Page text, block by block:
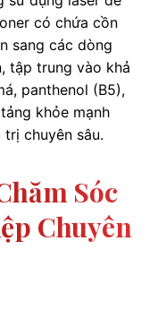
có chứa cồn
sang các dòng
tập trung vào khả
panthenol (B5),
khỏe mạnh
chuyên sâu.
Sóc
Chuyên